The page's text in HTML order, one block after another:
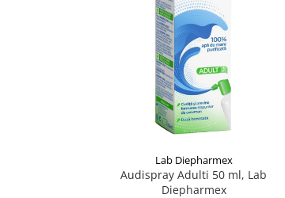
Lab Diepharmex
Audispray Adulti 50 ml, Lab
Diepharmex